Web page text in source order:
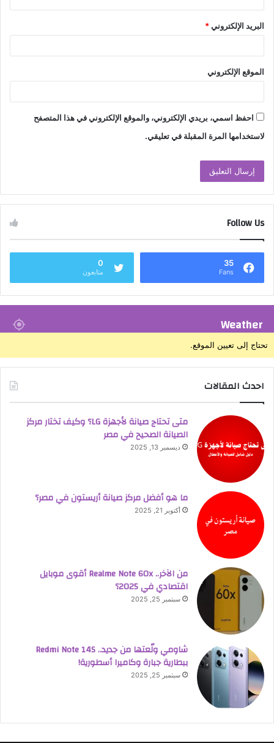
البريد الإلكتروني*
الموقع الإلكتروني
احفظ اسمي، بريدي الإلكتروني، والموقع الإلكتروني في هذا المتصفح
لاستخدامها المرة المقبلة في تعليقي.
Follow Us
35
Fans
0
متابعون
Weather
تحتاج إلى تعيين الموقع.
احدث المقالات
متى تحتاج صيانة لأجهزة LG؟ وكيف تختار مركز
الصيانة الصحيح في مصر
ديسمبر 13, 2025
ما هو أفضل مركز صيانة أريستون في مصر؟
أكتوبر 21, 2025
من الآخر.. Realme Note 60x أقوى موبايل
اقتصادي في 2025؟
سبتمبر 25, 2025
شاومي ولّعتها من جديد.. Redmi Note 14S
ببطارية جبارة وكاميرا أسطورية!
سبتمبر 25, 2025